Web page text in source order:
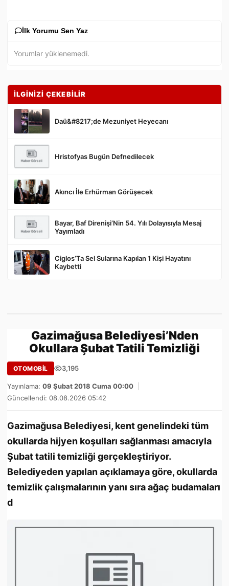
İlk Yorumu Sen Yaz
Gönder
Yorumlar yüklenemedi.
İLGİNİZİ ÇEKEBİLİR
Daü&#8217;de Mezuniyet Heyecanı
Hristofyas Bugün Defnedilecek
Akıncı İle Erhürman Görüşecek
Bayar, Baf Direnişi’Nin 54. Yılı Dolayısıyla Mesaj
Yayımladı
Ciglos’Ta Sel Sularına Kapılan 1 Kişi Hayatını
Kaybetti
Gazimağusa Belediyesi’Nden
Okullara Şubat Tatili Temizliği
OTOMOBİL 3,195
Yayınlama: 09 Şubat 2018 Cuma 00:00
Güncellendi: 08.08.2026 05:42
Gazimağusa Belediyesi, kent genelindeki tüm
okullarda hijyen koşulları sağlanması amacıyla
Şubat tatili temizliği gerçekleştiriyor.
Belediyeden yapılan açıklamaya göre, okullarda
temizlik çalışmalarının yanı sıra ağaç budamaları
d